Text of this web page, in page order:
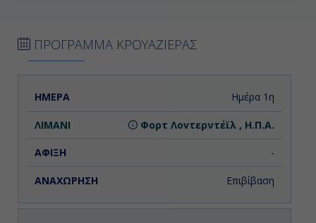
ΠΡΟΓΡΑΜΜΑ ΚΡΟΥΑΖΙΕΡΑΣ
ΗΜΕΡΑ ΑΝΑΧΩΡΗΣΗ
Ημέρα 1η
Φορτ Λοvτερντέϊλ , Η.Π.Α.
-
Επιβίβαση